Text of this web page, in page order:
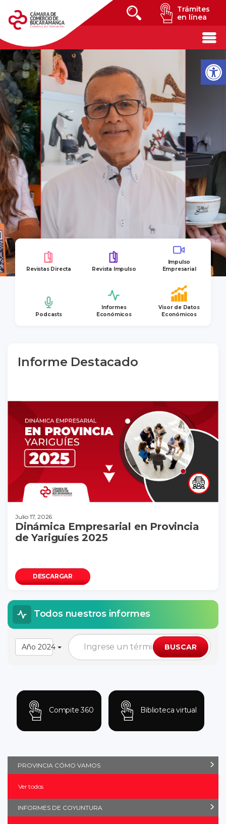
Trámites
en línea
Revistas Directa Revista Impulso
Impulso
Empresarial
Podcasts
Informes
Económicos
Visor de Datos
Económicos
Informe Destacado
Julio 17, 2026
Dinámica Empresarial en Provincia
de Yariguíes 2025
DESCARGAR
Todos nuestros informes
Año 2024 BUSCAR
Compite 360 Biblioteca virtual
PROVINCIA CÓMO VAMOS
Ver todos
INFORMES DE COYUNTURA